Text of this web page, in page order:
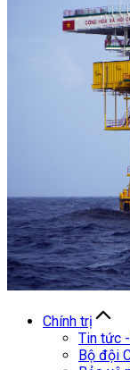
Chính trị
Tin tức
Bộ đội